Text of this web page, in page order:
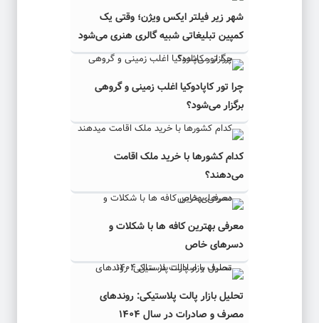
شهر زیر فیلتر ایکس ویژن؛ وقتی یک
کمپین تبلیغاتی شبیه گالری هنری می‌شود
چرا تور کاپادوکیا اغلب زمینی و گروهی
برگزار می‌شود؟
کدام کشورها با خرید ملک اقامت
می‌دهند؟
معرفی بهترین کافه ها با شکلات و
دسرهای خاص
تحلیل بازار پالت پلاستیکی: روندهای
مصرف و صادرات در سال ۱۴۰۴